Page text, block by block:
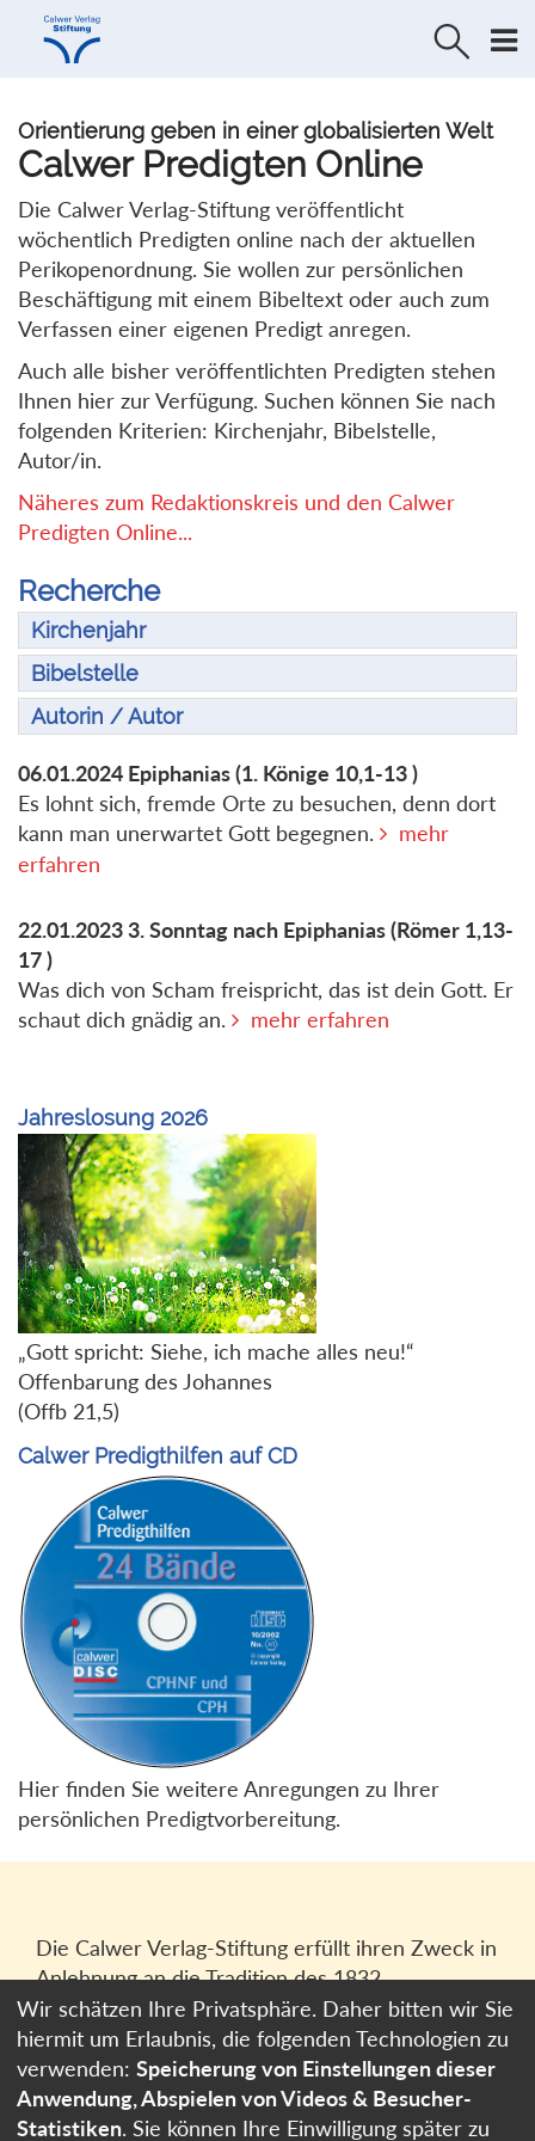
Direkt
Direkt
Orientierung geben in einer globalisierten Welt
Calwer Predigten Online
Die Calwer Verlag-Stiftung veröffentlicht
wöchentlich Predigten online nach der aktuellen
Perikopenordnung. Sie wollen zur persönlichen
Beschäftigung mit einem Bibeltext oder auch zum
Verfassen einer eigenen Predigt anregen.
Auch alle bisher veröffentlichten Predigten stehen
Ihnen hier zur Verfügung. Suchen können Sie nach
folgenden Kriterien: Kirchenjahr, Bibelstelle,
Autor/in.
Näheres zum Redaktionskreis und den Calwer
Predigten Online...
Recherche
Kirchenjahr
Bibelstelle
Autorin / Autor
06.01.2024 Epiphanias(1. Könige 10,1-13 )
Es lohnt sich, fremde Orte zu besuchen, denn dort
kann man unerwartet Gott begegnen.
mehr
erfahren
22.01.20233. Sonntag nach Epiphanias(Römer 1,13-
17 )
Was dich von Scham freispricht, das ist dein Gott. Er
schaut dich gnädig an.
mehr erfahren
Jahreslosung 2026
„Gott spricht: Siehe, ich mache alles neu!“
Offenbarung des Johannes
(Offb 21,5)
Calwer Predigthilfen auf CD
Hier finden Sie weitere Anregungen zu Ihrer
persönlichen Predigtvorbereitung.
Die Calwer Verlag-Stiftung erfüllt ihren Zweck in
Anlehnung an die Tradition des 1832
gegründeten Calwer Verlagsvereins, der
heutigen Calwer Verlag Bücher und Medien
GmbHin Stuttgart.
Impressum
Wir schätzen Ihre Privatsphäre. Daher bitten wir Sie
hiermit um Erlaubnis, die folgenden Technologien zu
verwenden: Speicherung von Einstellungen dieser
Anwendung, Abspielen von Videos & Besucher-
Statistiken. Sie können Ihre Einwilligung später zu